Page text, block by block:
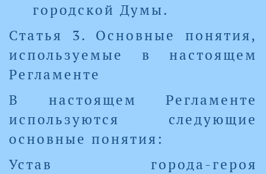
городской Думы.
Статья 3. Основные понятия,
используемые в настоящем
Регламенте
В настоящем Регламенте
используются следующие
основные понятия:
Устав города-героя